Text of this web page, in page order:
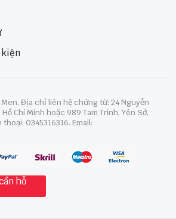
kiện
Địa chỉ liên hệ chứng từ: 24 Nguyễn
Hồ Chí Minh hoặc 989 Tam Trinh, Yên Sở,
0345316316. Email:
hỗ